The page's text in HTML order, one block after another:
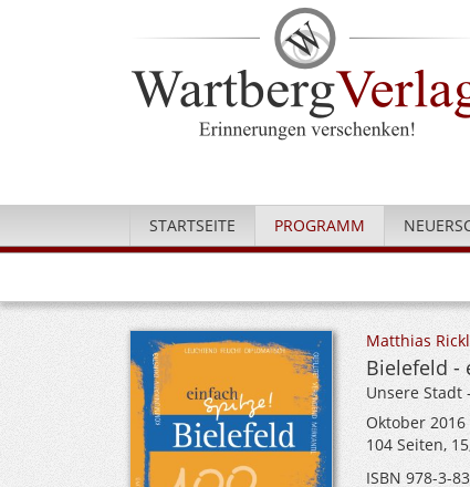
STARTSEITE PROGRAMM
Matthias
Bielefeld -
Unsere Stadt
Oktober 2016
104 Seiten,
ISBN 978-3-